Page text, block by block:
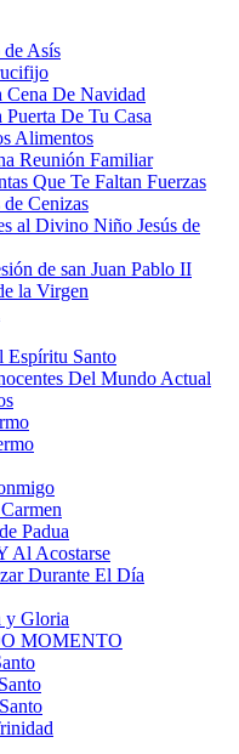
de Asís
Cena De Navidad
De Tu Casa
Alimentos
Reunión Familiar
Que Te Faltan Fuerzas
Cenizas
al Divino Niño Jesús de
de san Juan Pablo II
la Virgen
Espíritu Santo
Del Mundo Actual
Padua
Al Acostarse
Durante El Día
y Gloria
MOMENTO